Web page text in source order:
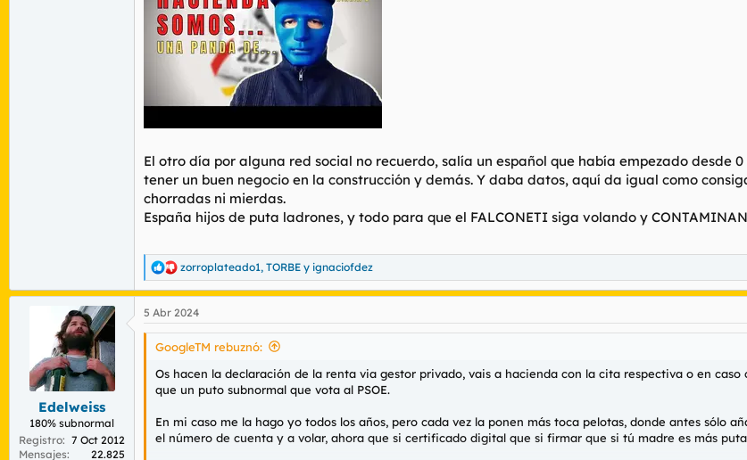
El otro día por alguna red social no recuerdo, salía un español que había empezado desde
tener un buen negocio en la construcción y demás. Y daba datos, aquí da igual como
chorradas ni mierdas.
España hijos de puta ladrones, y todo para que el FALCONETI siga volando y
R
e
a
c
c
n
e
zorroplateado1, TORBE y ignaciofdez
Edelweiss
180% subnormal
Registro
7 Oct 2012
Mensajes
22.825
5 Abr 2024
GoogleTM rebuznó:
Os hacen la declaración de la renta via gestor privado, vais a hacienda con la cita respectiva o en
que un puto subnormal que vota al PSOE.
En mi caso me la hago yo todos los años, pero cada vez la ponen más toca pelotas, donde antes sólo
el número de cuenta y a volar, ahora que si certificado digital que si firmar que si tú madre es más